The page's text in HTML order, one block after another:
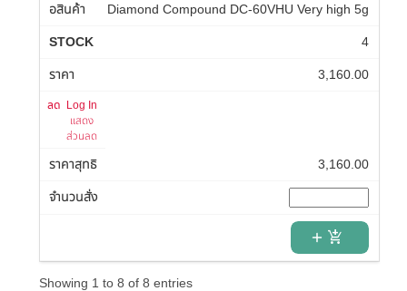
Diamond Compound DC-60VHU Very high 5g
4
3,160.00
Log In
แสดง
ส่วนลด
3,160.00
add_shopping_cart
Showing 1 to 8 of 8 entries